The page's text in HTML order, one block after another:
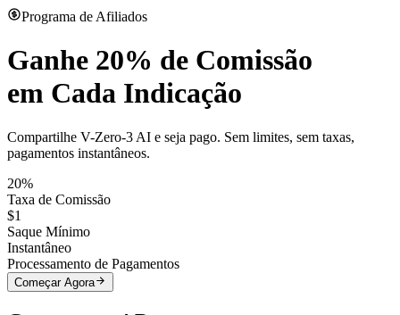
Programa de Afiliados
Ganhe 20% de Comissão
em Cada Indicação
Compartilhe V-Zero-3 AI e seja pago. Sem limites, sem taxas,
pagamentos instantâneos.
20%
Taxa de Comissão
$1
Saque Mínimo
Instantâneo
Processamento de Pagamentos
Começar Agora